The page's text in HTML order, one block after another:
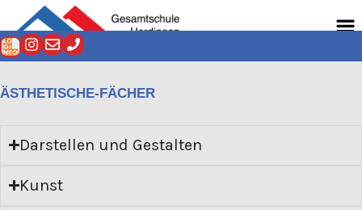
Inhalt
springen
ÄSTHETISCHE-FÄCHER
Darstellen und Gestalten
Kunst